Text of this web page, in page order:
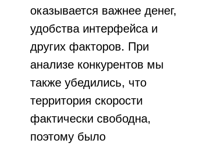
оказывается важнее денег,
удобства интерфейса и
других факторов. При
анализе конкурентов мы
также убедились, что
территория скорости
фактически свободна,
поэтому было